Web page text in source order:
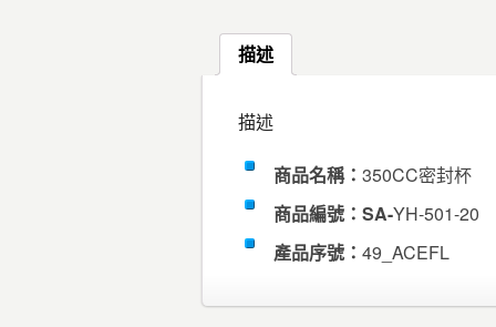
描述
描述
商品名稱： 350CC密封杯
商品編號：SA-YH-501-20
產品序號： 49_ACEFL